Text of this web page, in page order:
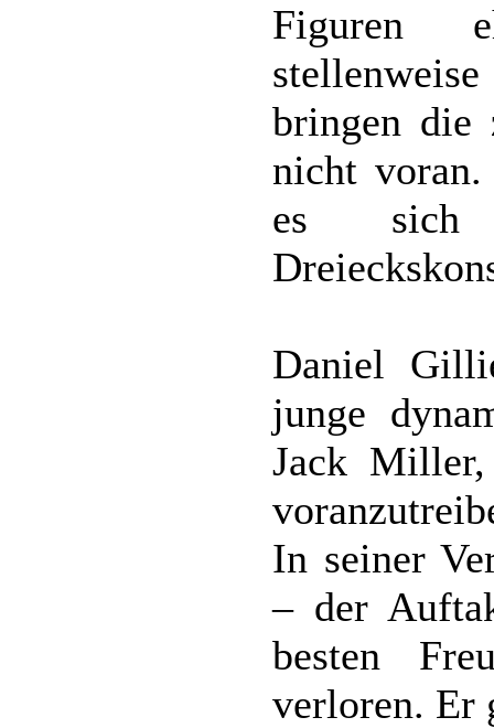
Figuren
bringen die
nicht
es sich
Daniel
junge
Jack
In seiner
– der
besten
verloren. Er